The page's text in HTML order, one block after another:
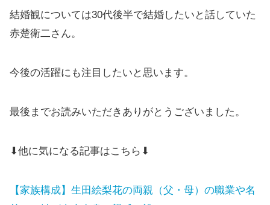
結婚観については30代後半で結婚したいと話していた
赤楚衛二さん。
今後の活躍にも注目したいと思います。
最後までお読みいただきありがとうございました。
⬇他に気になる記事はこちら⬇
【家族構成】生田絵梨花の両親（父・母）の職業や名